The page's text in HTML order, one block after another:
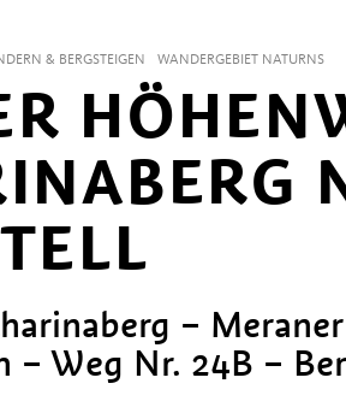
& BERGSTEIGEN WANDERGEBIET NATURNS
–
– Weg Nr. 24B –